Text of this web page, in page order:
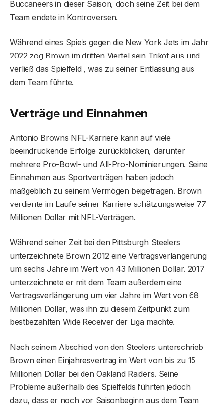
Buccaneers in dieser Saison, doch seine Zeit bei dem
Team endete in Kontroversen.
Während eines Spiels gegen die New York Jets im Jahr
2022 zog Brown im dritten Viertel sein Trikot aus und
verließ das Spielfeld , was zu seiner Entlassung aus
dem Team führte.
Verträge und Einnahmen
Antonio Browns NFL-Karriere kann auf viele
beeindruckende Erfolge zurückblicken, darunter
mehrere Pro-Bowl- und All-Pro-Nominierungen. Seine
Einnahmen aus Sportverträgen haben jedoch
maßgeblich zu seinem Vermögen beigetragen. Brown
verdiente im Laufe seiner Karriere schätzungsweise 77
Millionen Dollar mit NFL-Verträgen.
Während seiner Zeit bei den Pittsburgh Steelers
unterzeichnete Brown 2012 eine Vertragsverlängerung
um sechs Jahre im Wert von 43 Millionen Dollar. 2017
unterzeichnete er mit dem Team außerdem eine
Vertragsverlängerung um vier Jahre im Wert von 68
Millionen Dollar, was ihn zu diesem Zeitpunkt zum
bestbezahlten Wide Receiver der Liga machte.
Nach seinem Abschied von den Steelers unterschrieb
Brown einen Einjahresvertrag im Wert von bis zu 15
Millionen Dollar bei den Oakland Raiders. Seine
Probleme außerhalb des Spielfelds führten jedoch
dazu, dass er noch vor Saisonbeginn aus dem Team